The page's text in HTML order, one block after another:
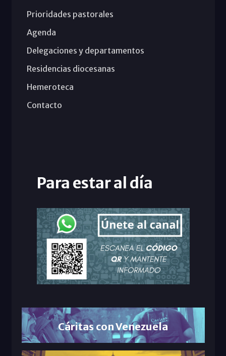
Prioridades pastorales
Agenda
Delegaciones y departamentos
Residencias diocesanas
Hemeroteca
Contacto
Para estar al día
Cáritas con Venezuela